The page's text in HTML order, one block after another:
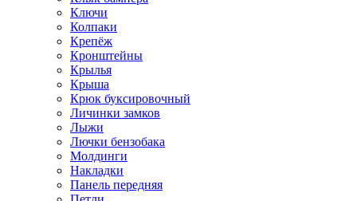
Ключи
Колпаки
Крепёж
Кронштейны
Крылья
Крыша
Крюк буксировочный
Личинки замков
Лыжи
Лючки бензобака
Молдинги
Накладки
Панель передняя